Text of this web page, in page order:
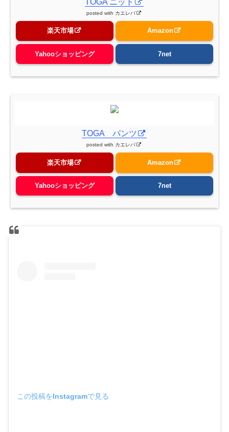
posted with カエレバ
楽天市場 Amazon
Yahooショッピング 7net
TOGA パンツ
posted with カエレバ
楽天市場 Amazon
Yahooショッピング 7net
この投稿をInstagramで見る